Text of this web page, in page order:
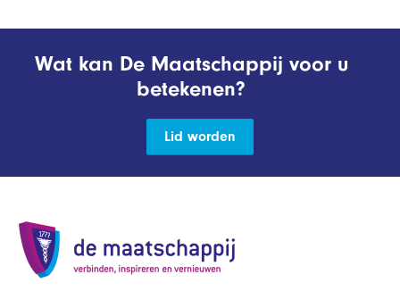
Wat kan De Maatschappij voor u
betekenen?
Lid worden